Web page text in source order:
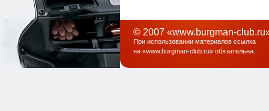
© 2007 «www.burgman-
При использовании материалов ссылка
на «www.burgman-club.ru» обязательна